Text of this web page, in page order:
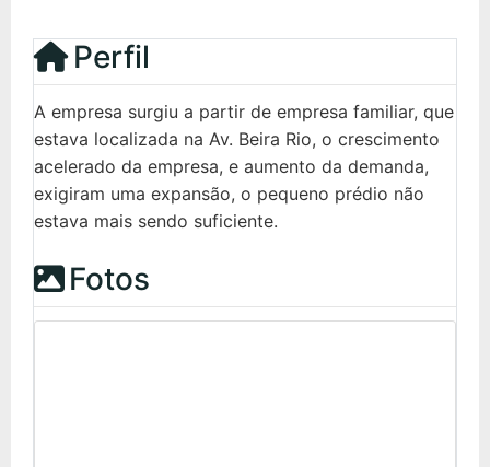
Perfil
A empresa surgiu a partir de empresa familiar, que
estava localizada na Av. Beira Rio, o crescimento
acelerado da empresa, e aumento da demanda,
exigiram uma expansão, o pequeno prédio não
estava mais sendo suficiente.
Fotos